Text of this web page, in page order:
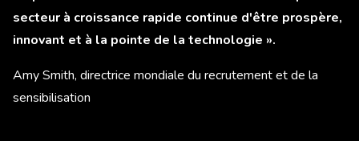
secteur à croissance rapide continue d'être prospère,
innovant et à la pointe de la technologie ».
Amy Smith, directrice mondiale du recrutement et de la
sensibilisation